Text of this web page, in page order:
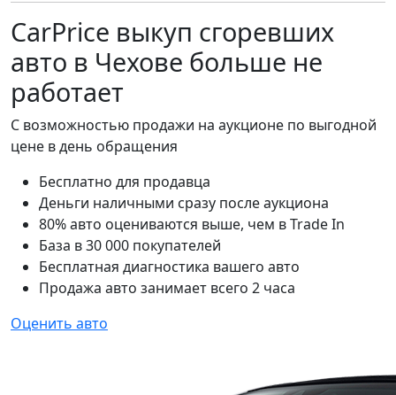
CarPrice выкуп сгоревших
авто в Чехове больше не
работает
С возможностью продажи на аукционе по выгодной
цене в день обращения
Бесплатно для продавца
Деньги наличными сразу после аукциона
80% авто оцениваются выше, чем в Trade In
База в 30 000 покупателей
Бесплатная диагностика вашего авто
Продажа авто занимает всего 2 часа
Оценить авто